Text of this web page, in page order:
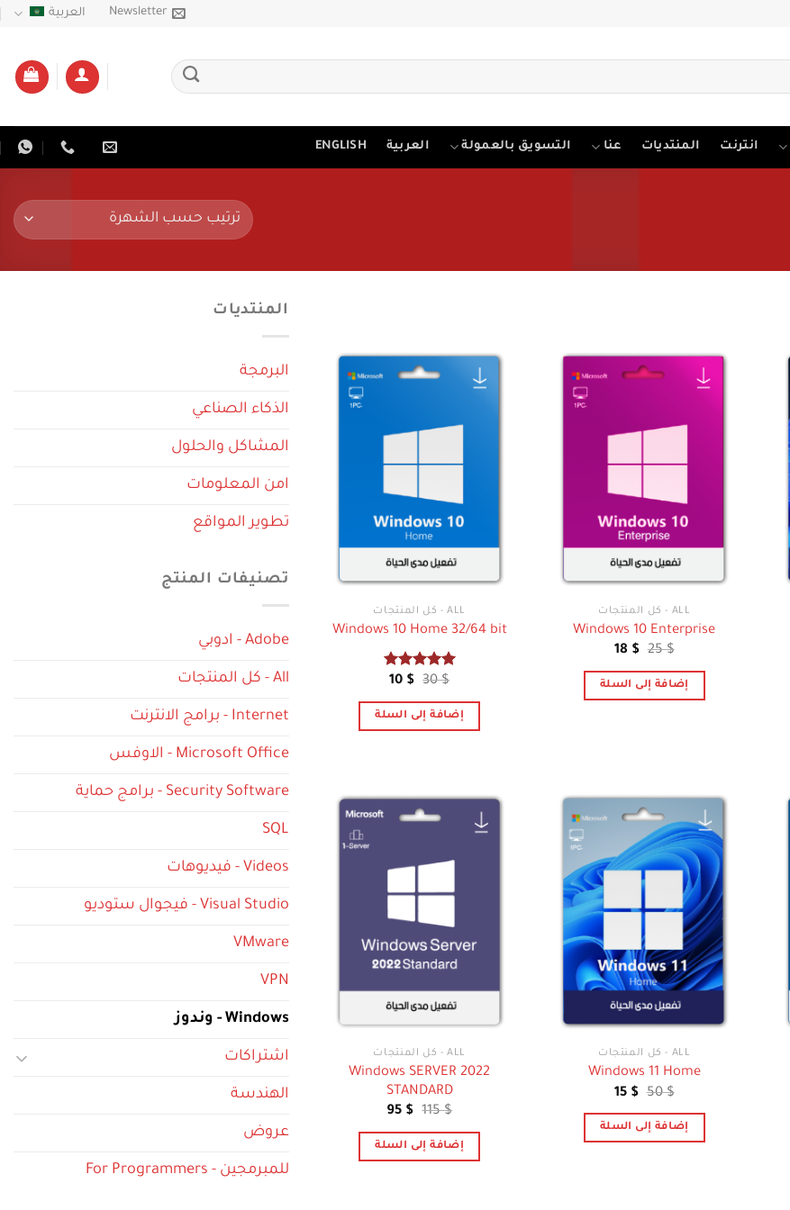
Newsletter العربية
انترنت المنتديات عنا التسويق بالعمولة العربية ENGLISH
ALL - كل المنتجات
Windows 10 Enterprise
25$
السعر
هو:
25 $.
18 $
السعر
هو:
إضافة إلى السلة
ALL - كل المنتجات
Windows 10 Home 32/64 bit
تم التقييم
30$
السعر
هو:
30 $.
10 $
السعر
هو:
إضافة إلى السلة
ALL - كل المنتجات
Windows 11 Home
50$
السعر
هو:
50 $.
15 $
السعر
هو:
إضافة إلى السلة
ALL - كل المنتجات
Windows SERVER 2022
STANDARD
115$
السعر
هو:
115 $.
95 $
السعر
هو:
إضافة إلى السلة
المنتديات
البرمجة
الذكاء الصناعي
المشاكل والحلول
امن المعلومات
تطوير المواقع
تصنيفات المنتج
Adobe - ادوبي
All - كل المنتجات
Internet - برامج الانترنت
Microsoft Office - الاوفس
Security Software - برامج حماية
SQL
Videos - فيديوهات
Visual Studio - فيجوال ستوديو
VMware
VPN
Windows - وندوز
اشتراكات
الهندسة
عروض
للمبرمجين - For Programmers